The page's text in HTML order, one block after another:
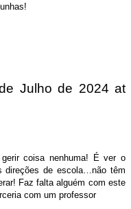
Julho de 2024at
coisa nenhuma! É ver o
direções de escola…não têm
Faz falta alguém com este
com um professor